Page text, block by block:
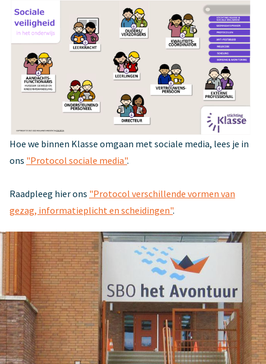
Hoe we binnen Klasse omgaan met sociale media, lees je in
ons "Protocol sociale media".
Raadpleeg hier ons "Protocol verschillende vormen van
gezag, informatieplicht en scheidingen".